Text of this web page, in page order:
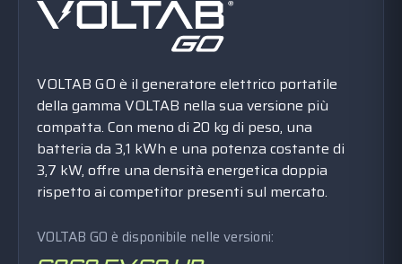
VOLTAB GO è il generatore elettrico portatile
della gamma VOLTAB nella sua versione più
compatta. Con meno di 20 kg di peso, una
batteria da 3,1 kWh e una potenza costante di
3,7 kW, offre una densità energetica doppia
rispetto ai competitor presenti sul mercato.
VOLTAB GO è disponibile nelle versioni: